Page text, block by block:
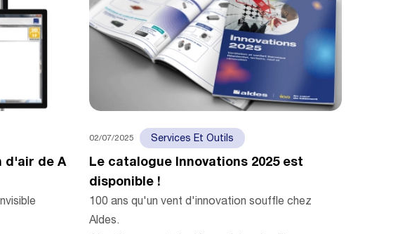
d'air de A
02/07/2025 Services Et Outils
Le catalogue Innovations 2025 est
disponible !
100 ans qu'un vent d'innovation souffle chez
Aldes.